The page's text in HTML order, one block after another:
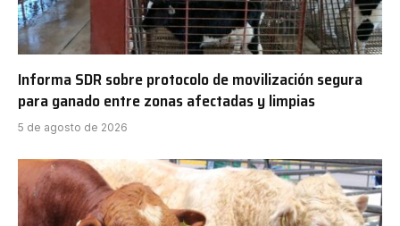
Informa SDR sobre protocolo de movilización segura
para ganado entre zonas afectadas y limpias
5 de agosto de 2026